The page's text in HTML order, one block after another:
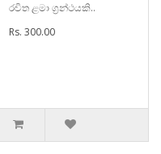
රචිත ළමා ග්‍රන්ථයකි..
Rs. 300.00